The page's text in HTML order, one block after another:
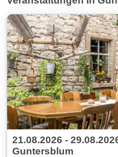
21.08.2026 -
Guntersblum